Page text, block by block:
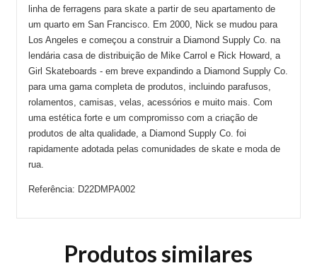
linha de ferragens para skate a partir de seu apartamento de
um quarto em San Francisco. Em 2000, Nick se mudou para
Los Angeles e começou a construir a Diamond Supply Co. na
lendária casa de distribuição de Mike Carrol e Rick Howard, a
Girl Skateboards - em breve expandindo a Diamond Supply Co.
para uma gama completa de produtos, incluindo parafusos,
rolamentos, camisas, velas, acessórios e muito mais. Com
uma estética forte e um compromisso com a criação de
produtos de alta qualidade, a Diamond Supply Co. foi
rapidamente adotada pelas comunidades de skate e moda de
rua.
Referência: D22DMPA002
Produtos similares